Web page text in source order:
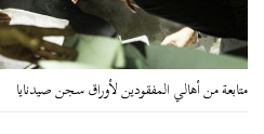
متابعة من أهالي المفقودين لأوراق سجن صيدنايا